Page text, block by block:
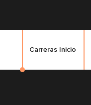
Carreras Inicio